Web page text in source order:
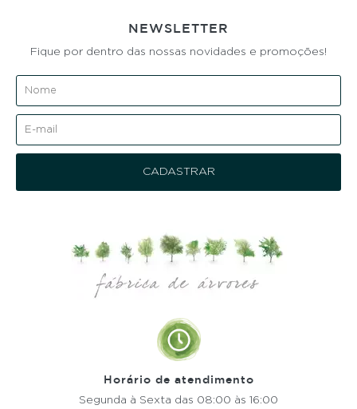
NEWSLETTER
Fique por dentro das nossas novidades e promoções!
Horário de atendimento
Segunda à Sexta das 08:00 às 16:00